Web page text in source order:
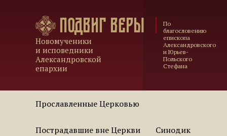
Подвиг веры
Новомученики
и исповедники
Александровской
епархии
По
благословению
епископа
Александровского
и Юрьев-
Польского
Стефана
Прославленные Церковью
Пострадавшие вне Церкви Синодик